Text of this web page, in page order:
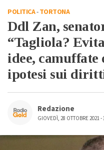
POLITICA-TORTONA
Ddl Zan,
“Tagliola?
idee, camuffate
ipotesi sui
Redazione
GIOVEDÌ, 28 OTTOBRE 2021 -